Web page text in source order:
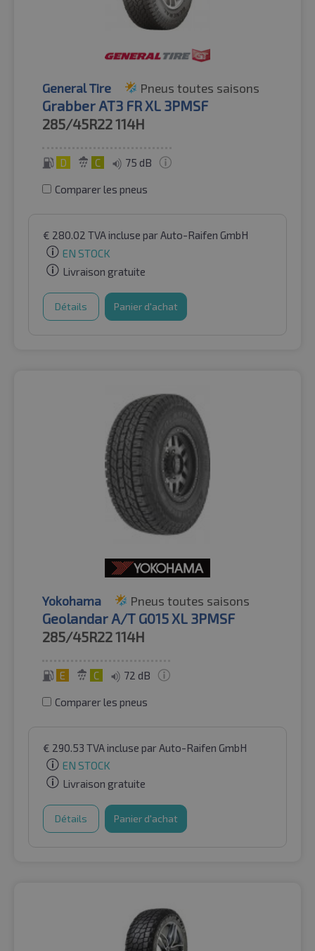
General Tire Pneus toutes saisons
Grabber AT3 FR XL 3PMSF
285/45R22114H
D C 75 dB
Comparer les pneus
€ 280.02 TVA incluse par Auto-Raifen GmbH
EN STOCK
Livraison gratuite
Détails Panier d'achat
Yokohama Pneus toutes saisons
Geolandar A/T G015 XL 3PMSF
285/45R22114H
E C 72 dB
Comparer les pneus
€ 290.53 TVA incluse par Auto-Raifen GmbH
EN STOCK
Livraison gratuite
Détails Panier d'achat